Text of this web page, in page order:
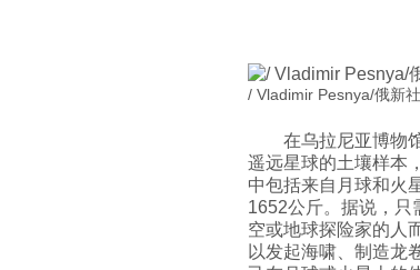
/ Vladimir Pesnya/俄新社
在乌拉尼亚博物
遥远星球的土壤样本
中包括来自月球和火
1652公斤。据说，只
空或地球探险家的人
以发起海啸、制造龙